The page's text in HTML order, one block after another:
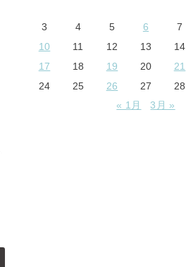
3
4 5 6 7
10
11 12 13 14
17
18 19 20 21
24
25 26 27
28
« 1月
3月 »